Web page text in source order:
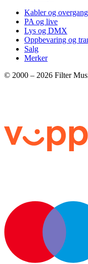
Kabler og
PA og live
Lys og DMX
Oppbevaring og
Salg
Merker
© 2000 – 2026 Filter